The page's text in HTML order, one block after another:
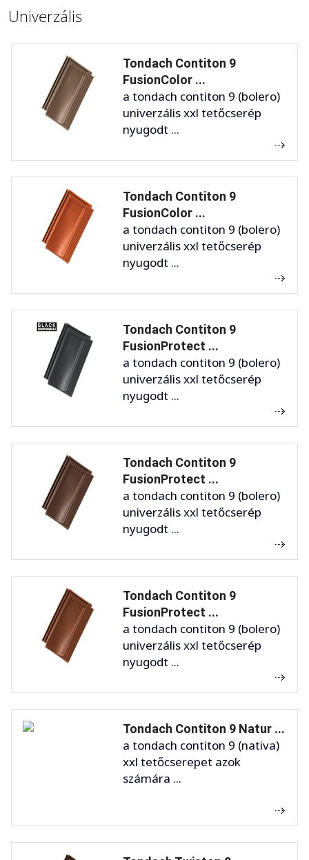
Univerzális
Tondach Contiton 9
FusionColor ...
a tondach contiton 9 (bolero)
univerzális xxl tetőcserép
nyugodt ...
Tondach Contiton 9
FusionColor ...
a tondach contiton 9 (bolero)
univerzális xxl tetőcserép
nyugodt ...
Tondach Contiton 9
FusionProtect ...
a tondach contiton 9 (bolero)
univerzális xxl tetőcserép
nyugodt ...
Tondach Contiton 9
FusionProtect ...
a tondach contiton 9 (bolero)
univerzális xxl tetőcserép
nyugodt ...
Tondach Contiton 9
FusionProtect ...
a tondach contiton 9 (bolero)
univerzális xxl tetőcserép
nyugodt ...
Tondach Contiton 9 Natur ...
a tondach contiton 9 (nativa)
xxl tetőcserepet azok
számára ...